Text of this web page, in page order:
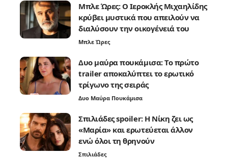
Μπλε Ώρες: Ο Ιεροκλής Μιχαηλίδης
κρύβει μυστικά που απειλούν να
διαλύσουν την οικογένειά του
Μπλε Ώρες
Δυο μαύρα πουκάμισα: Το πρώτο
trailer αποκαλύπτει το ερωτικό
τρίγωνο της σειράς
Δυο Μαύρα Πουκάμισα
Σπιλιάδες spoiler: Η Νίκη ζει ως
«Μαρία» και ερωτεύεται άλλον
ενώ όλοι τη θρηνούν
Σπιλιάδες